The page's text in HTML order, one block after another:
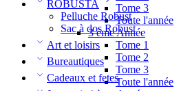
ROBUSTA
Pelluche Robust
Sac à dos Robust
Art et loisirs
Bureautiques
Cadeaux et fetes
Tome 3
Toute l'année
3 ème Année
Tome 1
Tome 2
Tome 3
Toute l'année